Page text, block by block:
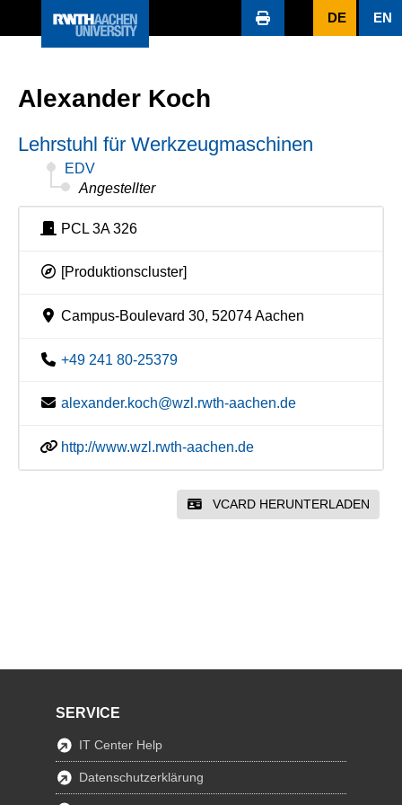
DE EN
Alexander Koch
Lehrstuhl für Werkzeugmaschinen
EDV
Angestellter
PCL 3A 326
[Produktionscluster]
Campus-Boulevard 30, 52074 Aachen
+49 241 80-25379
alexander.koch@wzl.rwth-aachen.de
http://www.wzl.rwth-aachen.de
VCARD HERUNTERLADEN
SERVICE
IT Center Help
Datenschutzerklärung